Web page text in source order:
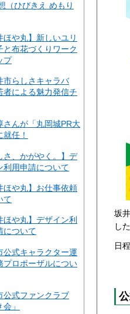
（ひびきえ めもり
ほや丸】新しいユリ
と布花づくりワーク
プ
市らしさキャラバ
者による魅力発信チ
さんが「丸岡城PR大
任！
さ、かがやく。】デ
利用申請について
ほや丸】お仕事依頼
て
ほや丸】デザイン利
について
公式キャラクター運
プロポーザルについ
公式ファンクラブ
会」
坂
し
日